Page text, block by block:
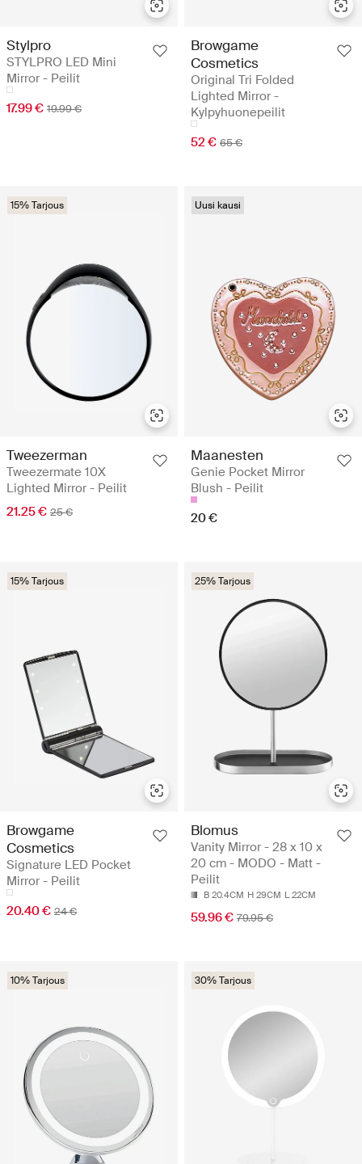
Stylpro
STYLPRO LED Mini
Mirror - Peilit
17.99 € 19.99 €
Browgame
Cosmetics
Original Tri Folded
Lighted Mirror -
Kylpyhuonepeilit
52 € 65 €
15% Tarjous
Tweezerman
Tweezermate 10X
Lighted Mirror - Peilit
21.25 € 25 €
Uusi kausi
Maanesten
Genie Pocket Mirror
Blush - Peilit
20 €
15% Tarjous
Browgame
Cosmetics
Signature LED Pocket
Mirror - Peilit
20.40 € 24 €
25% Tarjous
Blomus
Vanity Mirror - 28 x 10 x
20 cm - MODO - Matt -
Peilit
B 20.4CM H 29CM L 22CM
59.96 € 79.95 €
10% Tarjous 30% Tarjous